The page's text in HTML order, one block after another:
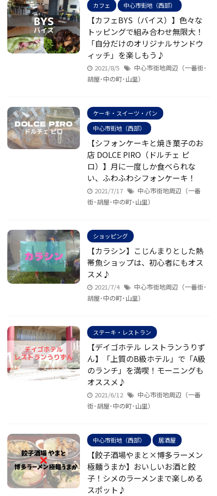
カフェ 中心市街地（西部）
【カフェBYS（バイス）】色々な
トッピングで組み合わせ無限大！
「自分だけのオリジナルサンドウ
ィッチ」を楽しもう♪
2021/8/5
中心市街地周辺（一番街･
胡屋･中の町･山里）
ケーキ・スイーツ・パン
中心市街地（西部）
【シフォンケーキと焼き菓子のお
店 DOLCE PIRO（ドルチェ ピ
ロ）】月に一度しか食べられな
い、ふわふわシフォンケーキ！
2021/7/17
中心市街地周辺（一番
街･胡屋･中の町･山里）
ショッピング
【カラシン】こじんまりとした熱
帯魚ショップは、初心者にもオス
スメ♪
2021/7/4
中心市街地周辺（一番街･
胡屋･中の町･山里）
ステーキ・レストラン
【デイゴホテル レストランうりず
ん】「上質のB級ホテル」で「A級
のランチ」を満喫！モーニングも
オススメ♪
2021/6/12
中心市街地周辺（一番
街･胡屋･中の町･山里）
中心市街地（西部） 居酒屋
【餃子酒場やまと×博多ラーメン
極麺うまか】おいしいお酒と餃
子！シメのラーメンまで楽しめる
スポット♪